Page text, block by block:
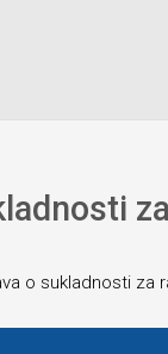
o sukladnosti za